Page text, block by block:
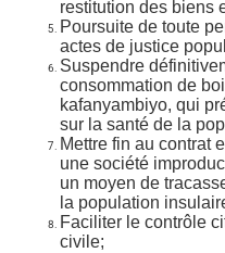
restitution des biens
Poursuite de toute
actes de justice
Suspendre
consommation de
kafanyambiyo, qui
sur la santé de la
Mettre fin au contrat
une société
un moyen de
la population
Faciliter le contrôle
civile;